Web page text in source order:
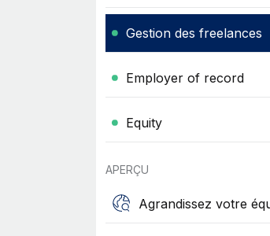
Gestion des freelances
Employer of record
Equity
APERÇU
Agrandissez votre